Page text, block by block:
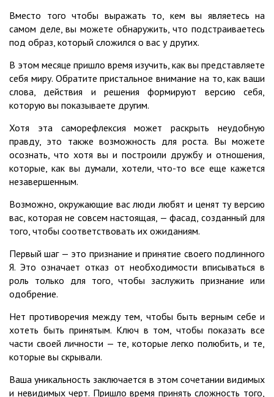
Вместо того чтобы выражать то, кем вы являетесь на
самом деле, вы можете обнаружить, что подстраиваетесь
под образ, который сложился о вас у других.
В этом месяце пришло время изучить, как вы представляете
себя миру. Обратите пристальное внимание на то, как ваши
слова, действия и решения формируют версию себя,
которую вы показываете другим.
Хотя эта саморефлексия может раскрыть неудобную
правду, это также возможность для роста. Вы можете
осознать, что хотя вы и построили дружбу и отношения,
которые, как вы думали, хотели, что-то все еще кажется
незавершенным.
Возможно, окружающие вас люди любят и ценят ту версию
вас, которая не совсем настоящая, — фасад, созданный для
того, чтобы соответствовать их ожиданиям.
Первый шаг — это признание и принятие своего подлинного
Я. Это означает отказ от необходимости вписываться в
роль только для того, чтобы заслужить признание или
одобрение.
Нет противоречия между тем, чтобы быть верным себе и
хотеть быть принятым. Ключ в том, чтобы показать все
части своей личности — те, которые легко полюбить, и те,
которые вы скрывали.
Ваша уникальность заключается в этом сочетании видимых
и невидимых черт. Пришло время принять сложность того,